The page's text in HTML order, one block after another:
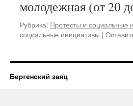
молодежная (от 20
Рубрика: Протесты и социальные
социальные инициативы |
Бергенский заяц